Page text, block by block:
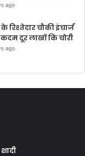
ago
रिश्तेदार चौकी इंचार्ज
दूर लाखों कि चोरी
ago